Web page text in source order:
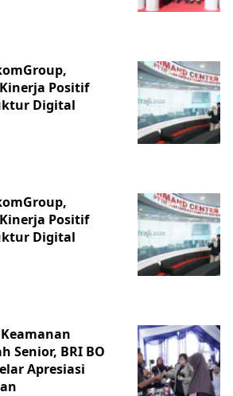
Positif
Digital
Positif
Digital
Senior, BRI BO
Apresiasi